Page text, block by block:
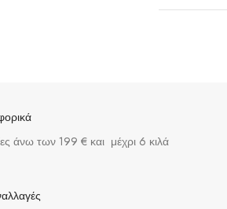
άνω των 199 € και μέχρι 6 κιλά